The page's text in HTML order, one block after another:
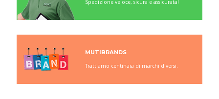
Spedizione veloce, sicura e assicurata!
MUTIBRANDS
Trattiamo centinaia di marchi diversi.